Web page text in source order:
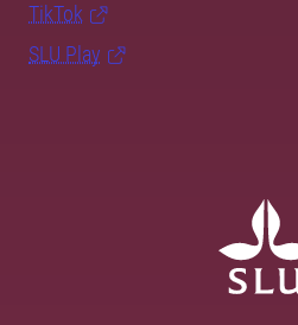
TikTok
SLU Play